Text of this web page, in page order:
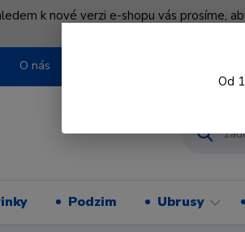
k nové verzi e-shopu vás prosíme,
O nás
Podzim Ubrusy
Od